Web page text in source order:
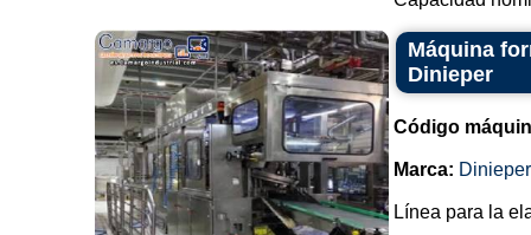
Máquina
Dinieper
Código
Marca: Dinieper
Línea para la